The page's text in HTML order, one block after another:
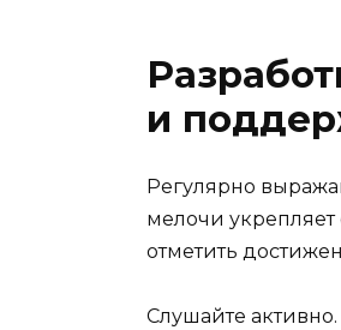
и
Регулярно
мелочи
отметить
Слушайте